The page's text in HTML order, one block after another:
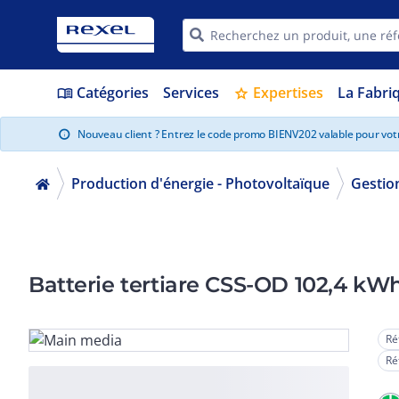
menu_book Catégories Services star Expertises La
info Nouveau client ? Entrez le code promo BIENV202 valable pour
Production d'énergie - Photovoltaïque
Batterie tertiare CSS-OD 102,4